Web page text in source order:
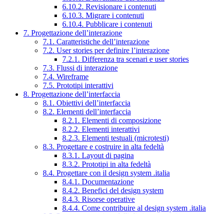
6.10.2. Revisionare i contenuti
6.10.3. Migrare i contenuti
6.10.4. Pubblicare i contenuti
7. Progettazione dell’interazione
7.1. Caratteristiche dell’interazione
7.2. User stories per definire l’interazione
7.2.1. Differenza tra scenari e user stories
7.3. Flussi di interazione
7.4. Wireframe
7.5. Prototipi interattivi
8. Progettazione dell’interfaccia
8.1. Obiettivi dell’interfaccia
8.2. Elementi dell’interfaccia
8.2.1. Elementi di composizione
8.2.2. Elementi interattivi
8.2.3. Elementi testuali (microtesti)
8.3. Progettare e costruire in alta fedeltà
8.3.1. Layout di pagina
8.3.2. Prototipi in alta fedeltà
8.4. Progettare con il design system .italia
8.4.1. Documentazione
8.4.2. Benefici del design system
8.4.3. Risorse operative
8.4.4. Come contribuire al design system .italia